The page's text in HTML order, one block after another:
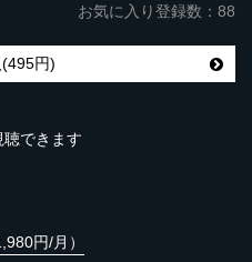
お気に入り登録数：88
円)
できます
円/月）